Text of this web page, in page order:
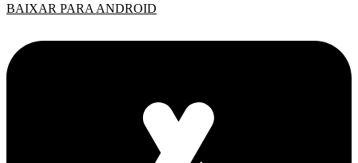
BAIXAR PARA ANDROID